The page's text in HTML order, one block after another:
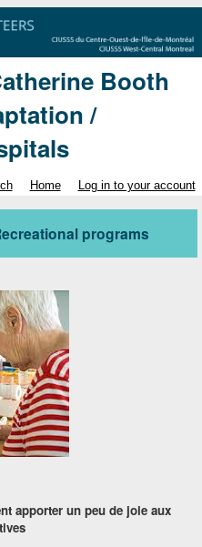
Booth
/
Home Log in to your account
programs
apporter un peu de joie aux